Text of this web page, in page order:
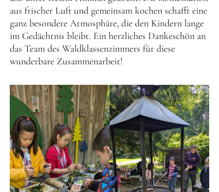
aus frischer Luft und gemeinsam kochen schafft eine
ganz besondere Atmosphäre, die den Kindern lange
im Gedächtnis bleibt. Ein herzliches Dankeschön an
das Team des Waldklassenzimmers für diese
wunderbare Zusammenarbeit!